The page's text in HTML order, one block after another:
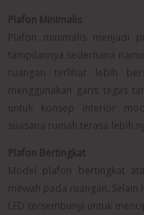
Plafon Minimalis
Plafon minimalis menjadi
tampilannya sederhana
ruangan terlihat lebih
menggunakan garis tegas
untuk konsep interior
suasana rumah terasa lebih
Plafon Bertingkat
Model plafon bertingkat
mewah pada ruangan.
LED tersembunyi untuk